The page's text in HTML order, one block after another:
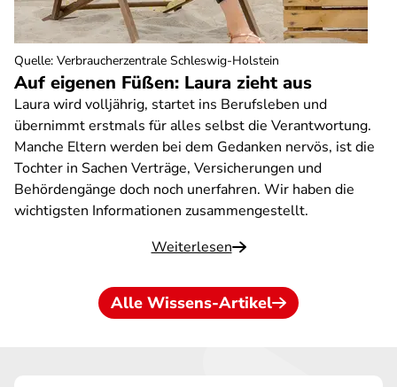
Auf eigenen Füßen: Laura zieht aus
Laura wird volljährig, startet ins Berufsleben und
übernimmt erstmals für alles selbst die Verantwortung.
Manche Eltern werden bei dem Gedanken nervös, ist die
Tochter in Sachen Verträge, Versicherungen und
Behördengänge doch noch unerfahren. Wir haben die
wichtigsten Informationen zusammengestellt.
Weiterlesen
Quelle: Verbraucherzentrale Schleswig-Holstein
Alle Wissens-Artikel